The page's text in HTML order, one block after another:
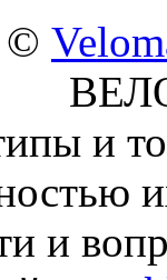
©
и
и